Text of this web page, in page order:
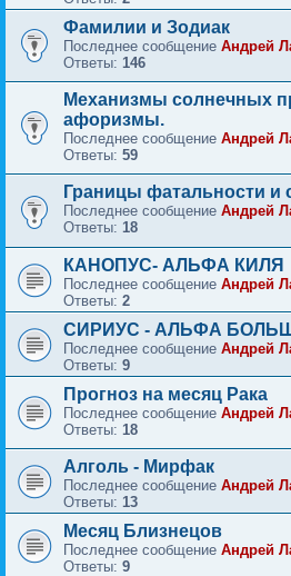
Фамилии и Зодиак
Последнее сообщение Андрей
Ответы: 146
Механизмы солнечных
афоризмы.
Последнее сообщение Андрей
Ответы: 59
Границы фатальности и
Последнее сообщение Андрей
Ответы: 18
КАНОПУС- АЛЬФА КИЛЯ
Последнее сообщение Андрей
Ответы: 2
СИРИУС - АЛЬФА
Последнее сообщение Андрей
Ответы: 9
Прогноз на месяц Рака
Последнее сообщение Андрей
Ответы: 18
Алголь - Мирфак
Последнее сообщение Андрей
Ответы: 13
Месяц Близнецов
Последнее сообщение Андрей
Ответы: 9